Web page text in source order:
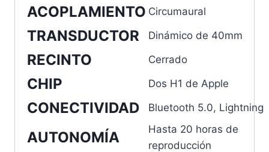
ACOPLAMIENTO Circumaural
TRANSDUCTOR Dinámico de 40mm
RECINTO Cerrado
CHIP Dos H1 de Apple
CONECTIVIDAD Bluetooth 5.0, Lightning
AUTONOMÍA
Hasta 20 horas de
reproducción